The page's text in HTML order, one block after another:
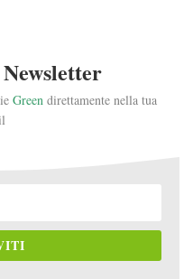
Greendirettamente nella tua